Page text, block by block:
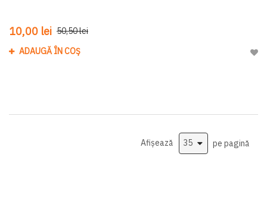
10,00 lei 50,50 lei
ADAUGĂ ÎN COȘ
Afișează pe pagină